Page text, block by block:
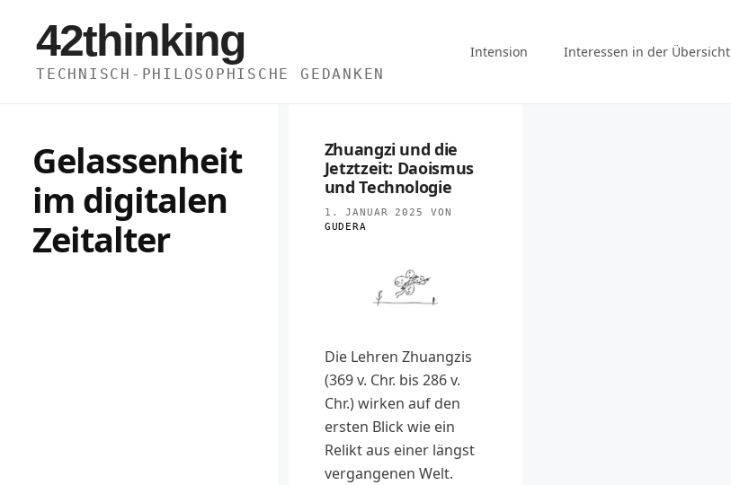
Inhalt
springen
42thinking
TECHNISCH-PHILOSOPHISCHE GEDANKEN
Intension Interessen in der Übersicht
Gelassenheit
im digitalen
Zeitalter
Zhuangzi und die
Jetztzeit: Daoismus
und Technologie
1. JANUAR 2025
VON
GUDERA
Die Lehren Zhuangzis
(369 v. Chr. bis 286 v.
Chr.) wirken auf den
ersten Blick wie ein
Relikt aus einer längst
vergangenen Welt.